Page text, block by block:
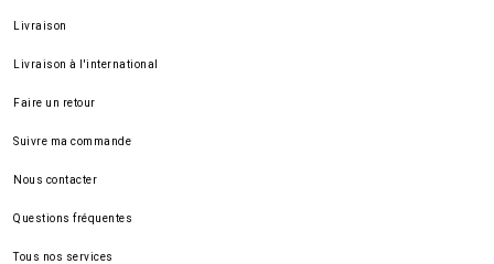
Livraison
Livraison à l'international
Faire un retour
Suivre ma commande
Nous contacter
Questions fréquentes
Tous nos services